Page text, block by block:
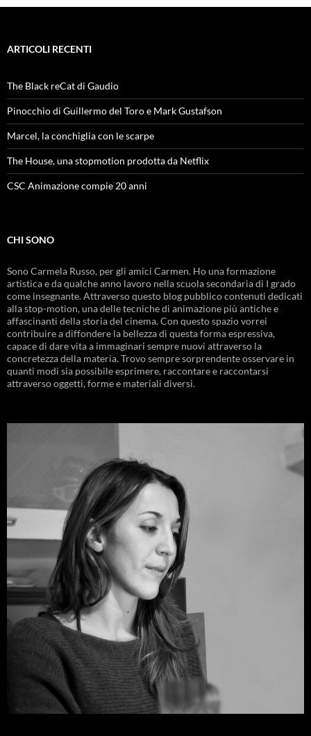
ARTICOLI RECENTI
The Black reCat di Gaudio
Pinocchio di Guillermo del Toro e Mark Gustafson
Marcel, la conchiglia con le scarpe
The House, una stopmotion prodotta da Netflix
CSC Animazione compie 20 anni
CHI SONO
Sono Carmela Russo, per gli amici Carmen. Ho una formazione
artistica e da qualche anno lavoro nella scuola secondaria di I grado
come insegnante. Attraverso questo blog pubblico contenuti dedicati
alla stop-motion, una delle tecniche di animazione più antiche e
affascinanti della storia del cinema. Con questo spazio vorrei
contribuire a diffondere la bellezza di questa forma espressiva,
capace di dare vita a immaginari sempre nuovi attraverso la
concretezza della materia. Trovo sempre sorprendente osservare in
quanti modi sia possibile esprimere, raccontare e raccontarsi
attraverso oggetti, forme e materiali diversi.